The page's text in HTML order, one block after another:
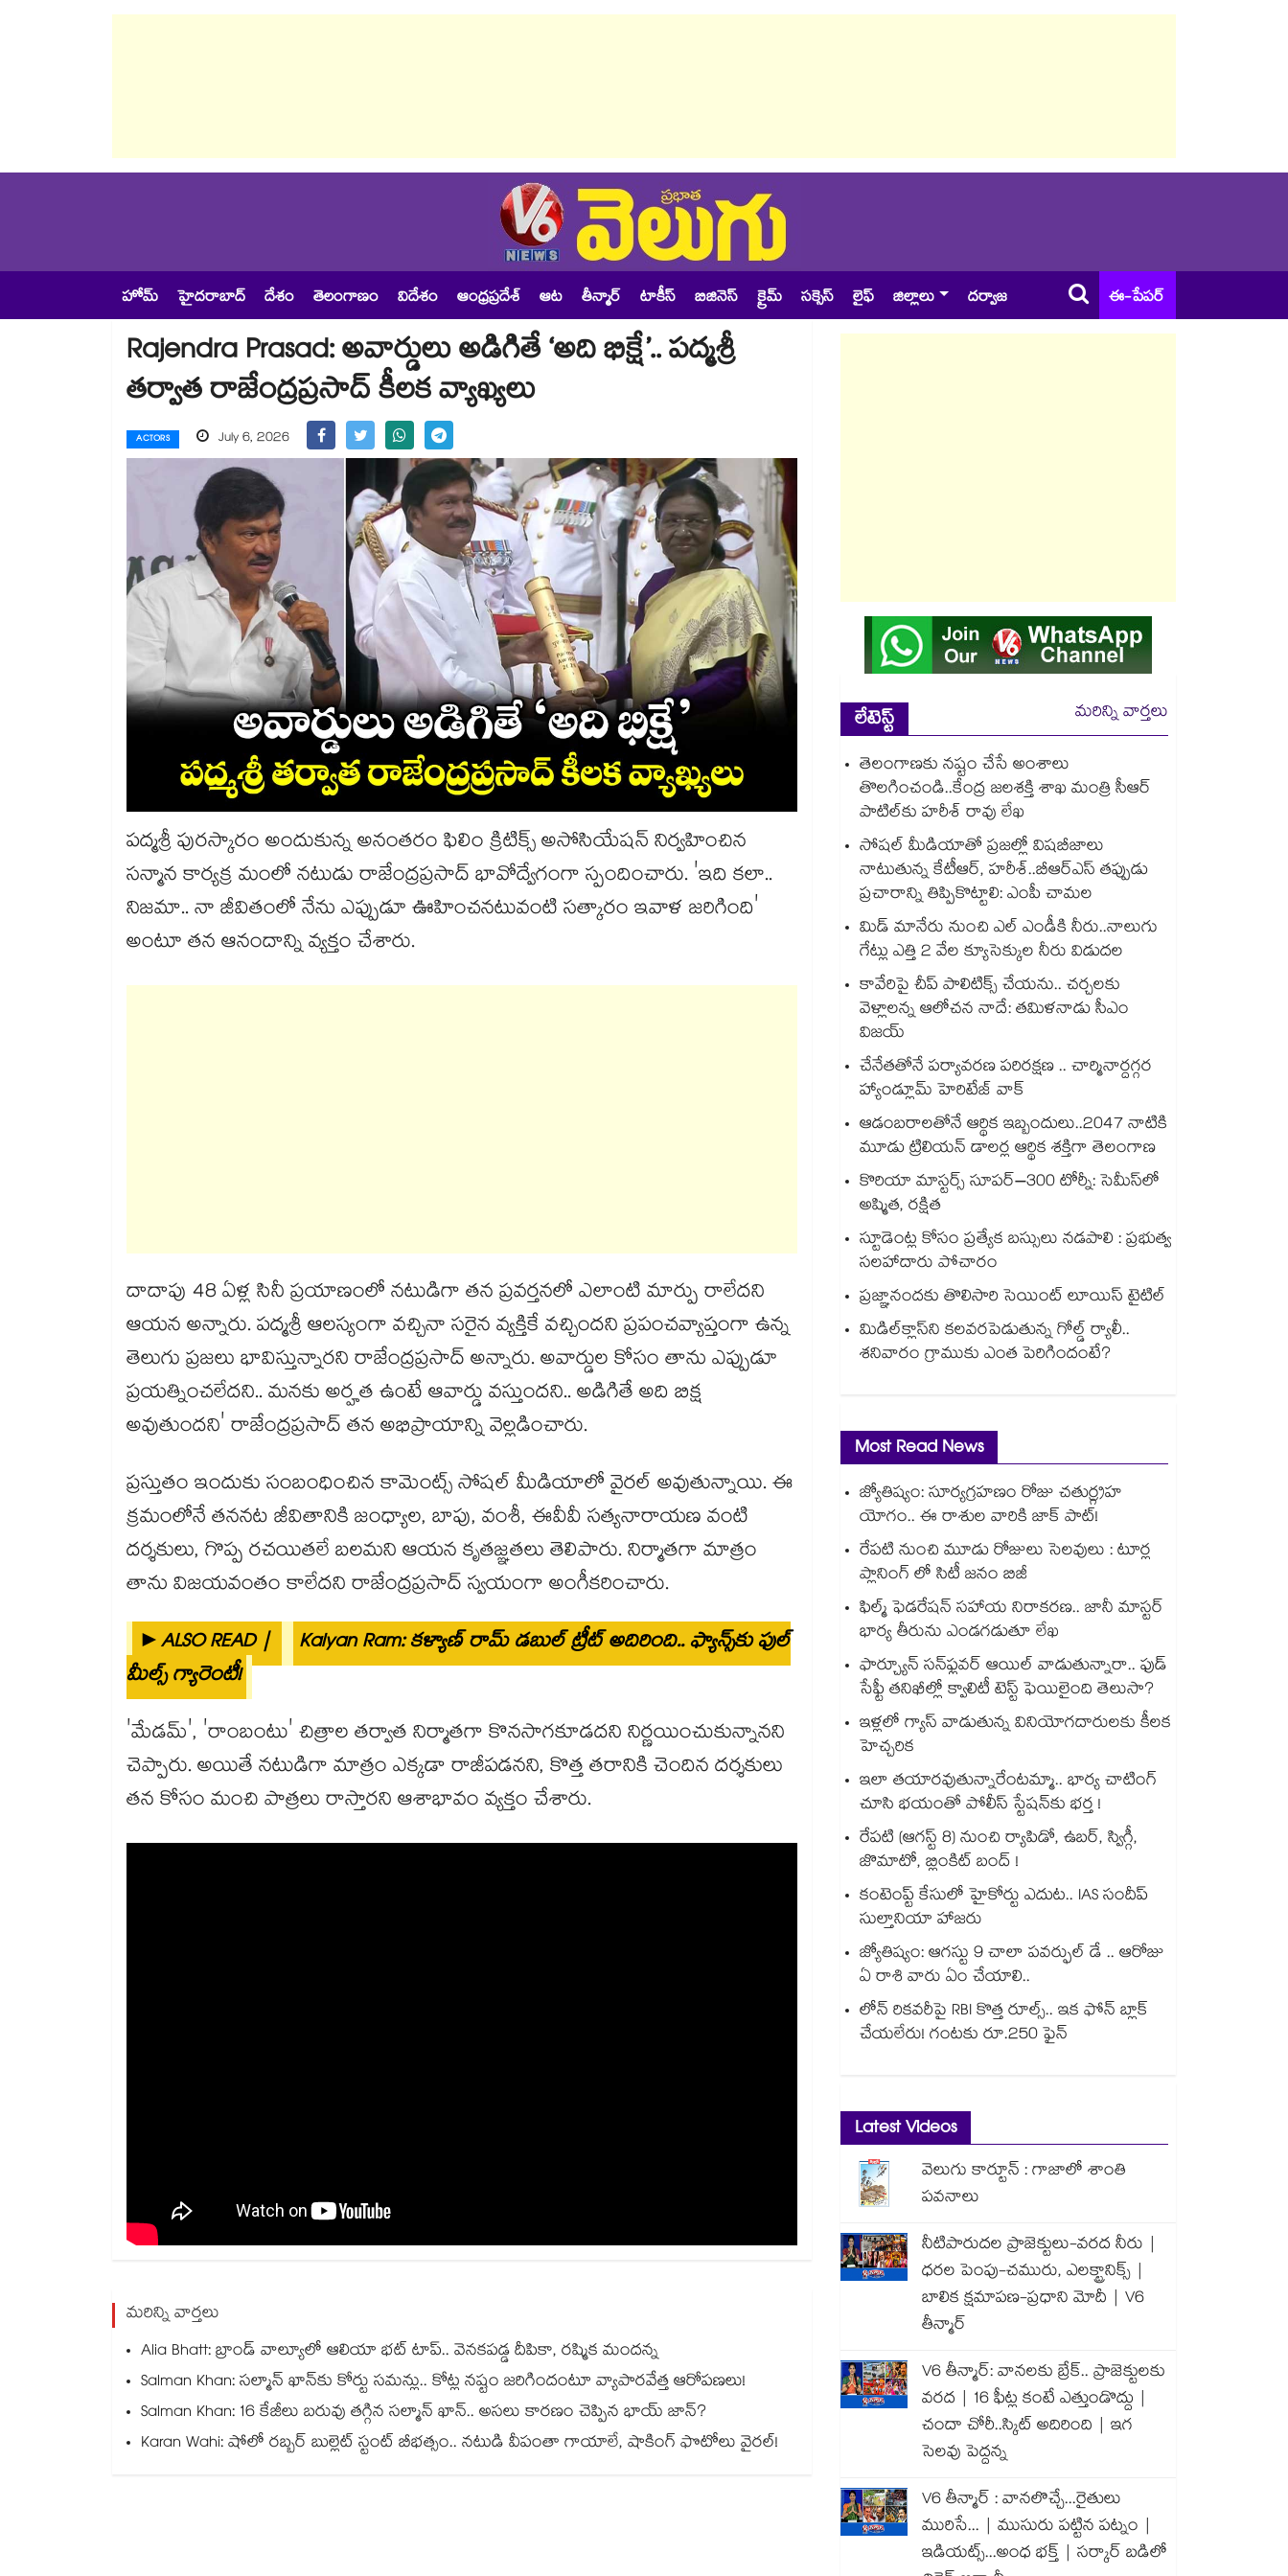
హోమ్ హైదరాబాద్ దేశం తెలంగాణం విదేశం ఆంధ్రప్రదేశ్ ఆట తీన్మార్ టాకీస్ బిజినెస్ క్రైమ్ సక్సెస్ లైఫ్ జిల్లాలు దర్వాజ ఈ-పేపర్
Rajendra Prasad: అవార్డులు అడిగితే ‘అది భిక్షే’.. పద్మశ్రీ
తర్వాత రాజేంద్రప్రసాద్ కీలక వ్యాఖ్యలు
ACTORS July 6, 2026
పద్మశ్రీ పురస్కారం అందుకున్న అనంతరం ఫిలిం క్రిటిక్స్ అసోసియేషన్ నిర్వహించిన
సన్మాన కార్యక్ర మంలో నటుడు రాజేంద్రప్రసాద్ భావోద్వేగంగా స్పందించారు. 'ఇది కలా..
నిజమా.. నా జీవితంలో నేను ఎప్పుడూ ఊహించనటువంటి సత్కారం ఇవాళ జరిగింది'
అంటూ తన ఆనందాన్ని వ్యక్తం చేశారు.
దాదాపు 48 ఏళ్ల సినీ ప్రయాణంలో నటుడిగా తన ప్రవర్తనలో ఎలాంటి మార్పు రాలేదని
ఆయన అన్నారు. పద్మశ్రీ ఆలస్యంగా వచ్చినా సరైన వ్యక్తికే వచ్చిందని ప్రపంచవ్యాప్తంగా ఉన్న
తెలుగు ప్రజలు భావిస్తున్నారని రాజేంద్రప్రసాద్ అన్నారు. అవార్డుల కోసం తాను ఎప్పుడూ
ప్రయత్నించలేదని.. మనకు అర్హత ఉంటే ఆవార్డు వస్తుందని.. అడిగితే అది బిక్ష
అవుతుందని' రాజేంద్రప్రసాద్ తన అభిప్రాయాన్ని వెల్లడించారు.
ప్రస్తుతం ఇందుకు సంబంధించిన కామెంట్స్ సోషల్ మీడియాలో వైరల్ అవుతున్నాయి. ఈ
క్రమంలోనే తననట జీవితానికి జంధ్యాల, బాపు, వంశీ, ఈవీవీ సత్యనారాయణ వంటి
దర్శకులు, గొప్ప రచయితలే బలమని ఆయన కృతజ్ఞతలు తెలిపారు. నిర్మాతగా మాత్రం
తాను విజయవంతం కాలేదని రాజేంద్రప్రసాద్ స్వయంగా అంగీకరించారు.
►ALSO READ |
Kalyan Ram: కళ్యాణ్ రామ్ డబుల్ ట్రీట్ అదిరింది.. ఫ్యాన్స్‌కు ఫుల్
మీల్స్ గ్యారెంటీ!
'మేడమ్', 'రాంబంటు' చిత్రాల తర్వాత నిర్మాతగా కొనసాగకూడదని నిర్ణయించుకున్నానని
చెప్పారు. అయితే నటుడిగా మాత్రం ఎక్కడా రాజీపడనని, కొత్త తరానికి చెందిన దర్శకులు
తన కోసం మంచి పాత్రలు రాస్తారని ఆశాభావం వ్యక్తం చేశారు.
మరిన్ని వార్తలు
Alia Bhatt: బ్రాండ్ వాల్యూలో ఆలియా భట్ టాప్.. వెనకపడ్డ దీపికా, రష్మిక మందన్న
Salman Khan: సల్మాన్ ఖాన్‌కు కోర్టు సమన్లు.. కోట్ల నష్టం జరిగిందంటూ వ్యాపారవేత్త ఆరోపణలు!
Salman Khan: 16 కేజీలు బరువు తగ్గిన సల్మాన్ ఖాన్.. అసలు కారణం చెప్పిన భాయ్ జాన్?
Karan Wahi: షోలో రబ్బర్ బుల్లెట్ స్టంట్ బీభత్సం.. నటుడి వీపంతా గాయాలే, షాకింగ్ ఫొటోలు వైరల్!
లేటెస్ట్
మరిన్ని వార్తలు
తెలంగాణకు నష్టం చేసే అంశాలు
తొలగించండి..కేంద్ర జలశక్తి శాఖ మంత్రి సీఆర్
పాటిల్‌‌కు హరీశ్ రావు లేఖ
సోషల్‌‌ మీడియాతో ప్రజల్లో విషబీజాలు
నాటుతున్న కేటీఆర్‌‌, హరీశ్‌‌..బీఆర్‌‌ఎస్‌‌ తప్పుడు
ప్రచారాన్ని తిప్పికొట్టాలి: ఎంపీ చామల
మిడ్ మానేరు నుంచి ఎల్ ఎండీకి నీరు..నాలుగు
గేట్లు ఎత్తి 2 వేల క్యూసెక్కుల నీరు విడుదల
కావేరిపై చీప్ పాలిటిక్స్ చేయను.. చర్చలకు
వెళ్లాలన్న ఆలోచన నాదే: తమిళనాడు సీఎం
విజయ్
చేనేతతోనే పర్యావరణ పరిరక్షణ .. చార్మినార్దగ్గర
హ్యాండ్లూమ్ హెరిటేజ్ వాక్
ఆడంబరాలతోనే ఆర్థిక ఇబ్బందులు..2047 నాటికి
మూడు ట్రిలియన్ డాలర్ల ఆర్థిక శక్తిగా తెలంగాణ
కొరియా మాస్టర్స్ సూపర్‌–300 టోర్నీ: సెమీస్⁬లో
అష్మిత, రక్షిత
స్టూడెంట్ల కోసం ప్రత్యేక బస్సులు నడపాలి : ప్రభుత్వ
సలహాదారు పోచారం
ప్రజ్ఞానందకు తొలిసారి సెయింట్‌‌‌‌ లూయిస్‌‌‌‌ టైటిల్
మిడిల్‌క్లాస్‌ని కలవరపెడుతున్న గోల్డ్ ర్యాలీ..
శనివారం గ్రాముకు ఎంత పెరిగిందంటే?
Most Read News
జ్యోతిష్యం: సూర్యగ్రహణం రోజు చతుర్గ్రహ
యోగం.. ఈ రాశుల వారికి జాక్ పాట్!
రేపటి నుంచి మూడు రోజులు సెలవులు : టూర్ల
ప్లానింగ్ లో సిటీ జనం బిజీ
ఫిల్మ్ ఫెడరేషన్ సహాయ నిరాకరణ.. జానీ మాస్టర్
భార్య తీరును ఎండగడుతూ లేఖ
ఫార్చ్యూన్ సన్‌ఫ్లవర్ ఆయిల్ వాడుతున్నారా.. ఫుడ్
సేఫ్టీ తనిఖీల్లో క్వాలిటీ టెస్ట్ ఫెయిలైంది తెలుసా?
ఇళ్లలో గ్యాస్ వాడుతున్న వినియోగదారులకు కీలక
హెచ్చరిక
ఇలా తయారవుతున్నారేంటమ్మా.. భార్య చాటింగ్
చూసి భయంతో పోలీస్ స్టేషన్⁫కు భర్త !
రేపటి (ఆగస్ట్ 8) నుంచి ర్యాపిడో, ఉబర్, స్విగ్గీ,
జొమాటో, బ్లింకిట్ బంద్ !
కంటెంప్ట్ కేసులో హైకోర్టు ఎదుట.. IAS సందీప్
సుల్తానియా హాజరు
జ్యోతిష్యం: ఆగస్టు 9 చాలా పవర్ఫుల్ డే .. ఆరోజు
ఏ రాశి వారు ఏం చేయాలి..
లోన్ రికవరీపై RBI కొత్త రూల్స్.. ఇక ఫోన్ బ్లాక్
చేయలేరు! గంటకు రూ.250 ఫైన్
Latest Videos
వెలుగు కార్టూన్ : గాజాలో శాంతి
పవనాలు
నీటిపారుదల ప్రాజెక్టులు-వరద నీరు |
ధరల పెంపు-చమురు, ఎలక్ట్రానిక్స్ |
బాలిక క్షమాపణ-ప్రధాని మోదీ | V6
తీన్మార్
V6 తీన్మార్: వానలకు బ్రేక్.. ప్రాజెక్టులకు
వరద | 16 ఫీట్ల కంటే ఎత్తుండొద్దు |
చందా చోరీ..స్కిట్ అదిరింది | ఇగ
సెలవు పెద్దన్న
V6 తీన్మార్ : వానలొచ్చే...రైతులు
మురిసే... | ముసురు పట్టిన పట్నం |
ఇడియట్స్...అంధ భక్త్ | సర్కార్ బడిలో